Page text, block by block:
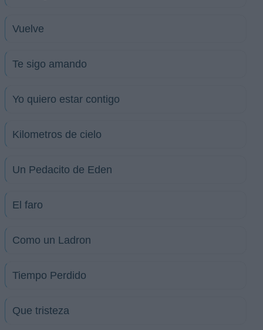
Vuelve
Te sigo amando
Yo quiero estar contigo
Kilometros de cielo
Un Pedacito de Eden
El faro
Como un Ladron
Tiempo Perdido
Que tristeza